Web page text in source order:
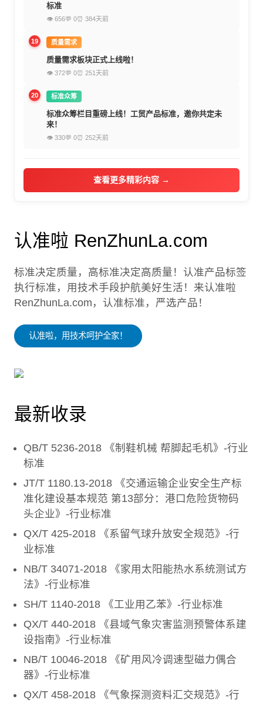
标准
👁 656💬 0⏰ 384天前
19 质量需求
质量需求板块正式上线啦！
👁 372💬 0⏰ 251天前
20 标准众筹
标准众筹栏目重磅上线！工贸产品标准，邀你共定未
来！
👁 330💬 0⏰ 252天前
查看更多精彩内容 →
认准啦 RenZhunLa.com
标准决定质量，高标准决定高质量！认准产品标签
执行标准，用技术手段护航美好生活！来认准啦
RenZhunLa.com，认准标准，严选产品！
认准啦，用技术呵护全家！
最新收录
QB/T 5236-2018 《制鞋机械 帮脚起毛机》-行业
标准
JT/T 1180.13-2018 《交通运输企业安全生产标
准化建设基本规范 第13部分：港口危险货物码
头企业》-行业标准
QX/T 425-2018 《系留气球升放安全规范》-行
业标准
NB/T 34071-2018 《家用太阳能热水系统测试方
法》-行业标准
SH/T 1140-2018 《工业用乙苯》-行业标准
QX/T 440-2018 《县域气象灾害监测预警体系建
设指南》-行业标准
NB/T 10046-2018 《矿用风冷调速型磁力偶合
器》-行业标准
QX/T 458-2018 《气象探测资料汇交规范》-行